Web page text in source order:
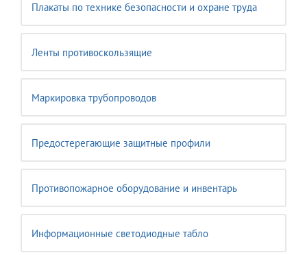
Плакаты по технике безопасности и охране труда
Ленты противоскользящие
Маркировка трубопроводов
Предостерегающие защитные профили
Противопожарное оборудование и инвентарь
Информационные светодиодные табло